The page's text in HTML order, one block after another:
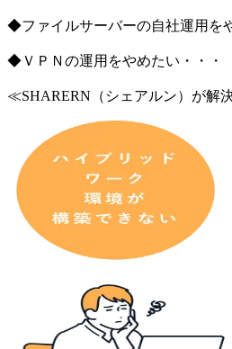
◆ファイルサーバーの自社運用を
◆ＶＰＮの運用をやめたい・・・
≪SHARERN（シェアルン）が解